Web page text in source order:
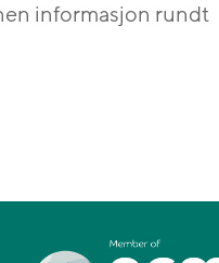
informasjon rundt